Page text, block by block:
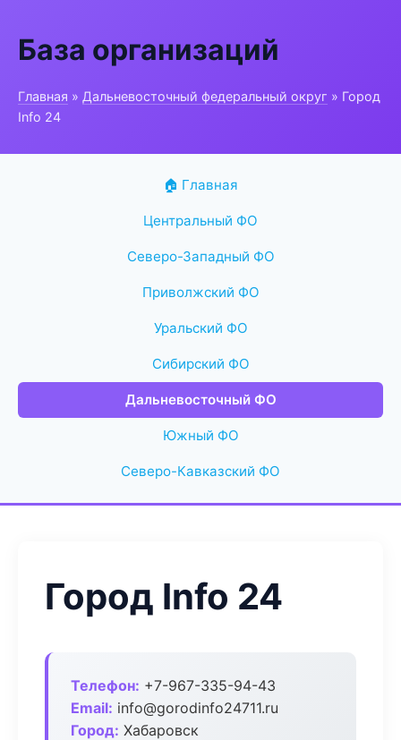
База организаций
Главная » Дальневосточный федеральный округ » Город
Info 24
🏠 Главная
Центральный ФО
Северо-Западный ФО
Приволжский ФО
Уральский ФО
Сибирский ФО
Дальневосточный ФО
Южный ФО
Северо-Кавказский ФО
Город Info 24
Телефон: +7-967-335-94-43
Email: info@gorodinfo24711.ru
Город: Хабаровск